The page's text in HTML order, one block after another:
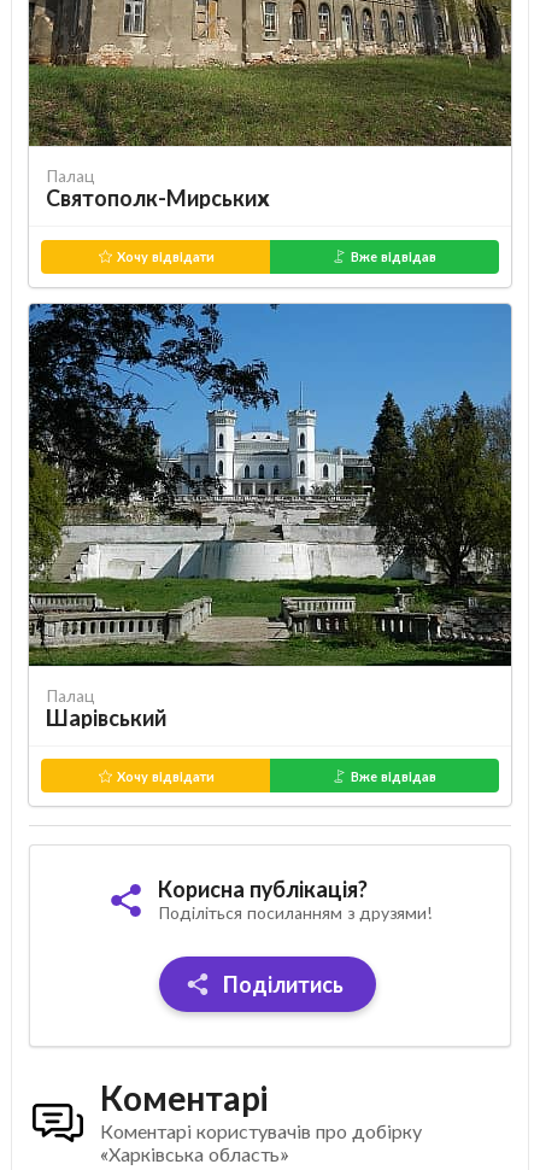
Палац
Святополк-Мирських
Хочу відвідати Вже відвідав
Палац
Шарівський
Хочу відвідати Вже відвідав
Корисна публікація?
Поділіться посиланням з друзями!
Поділитись
Коментарі
Коментарі користувачів про добірку
«Харківська область»